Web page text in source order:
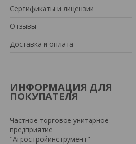
Сертификаты и лицензии
Отзывы
Доставка и оплата
ИНФОРМАЦИЯ ДЛЯ
ПОКУПАТЕЛЯ
Частное торговое унитарное
предприятие
"Агростройинструмент"